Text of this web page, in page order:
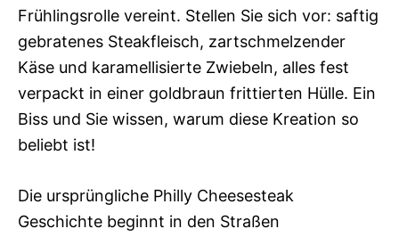
Frühlingsrolle vereint. Stellen Sie sich vor: saftig
gebratenes Steakfleisch, zartschmelzender
Käse und karamellisierte Zwiebeln, alles fest
verpackt in einer goldbraun frittierten Hülle. Ein
Biss und Sie wissen, warum diese Kreation so
beliebt ist!
Die ursprüngliche Philly Cheesesteak
Geschichte beginnt in den Straßen